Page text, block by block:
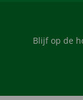
Blijf op de